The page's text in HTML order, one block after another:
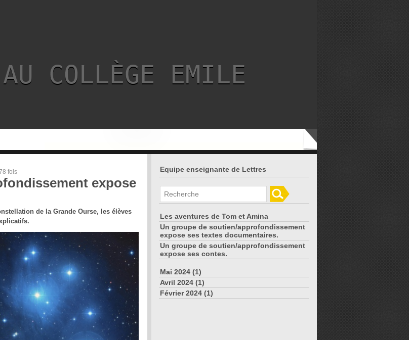
COLLÈGE EMILE
fois
expose
de la Grande Ourse, les élèves
Equipe enseignante de Lettres
Les aventures de Tom et Amina
Un groupe de soutien/approfondissement
expose ses textes documentaires.
Un groupe de soutien/approfondissement
expose ses contes.
Mai 2024 (1)
Avril 2024 (1)
Février 2024 (1)